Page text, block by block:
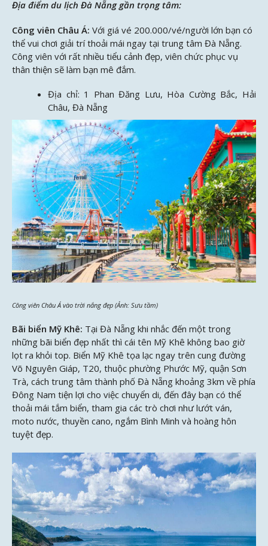
Địa điểm du lịch Đà Nẵng gần trọng tâm:
Công viên Châu Á: Với giá vé 200.000/vé/người lớn bạn có
thể vui chơi giải trí thoải mái ngay tại trung tâm Đà Nẵng.
Công viên với rất nhiều tiểu cảnh đẹp, viên chức phục vụ
thân thiện sẽ làm bạn mê đắm.
Địa chỉ: 1 Phan Đăng Lưu, Hòa Cường Bắc, Hải
Châu, Đà Nẵng
Công viên Châu Á vào trời nắng đẹp (Ảnh: Sưu tầm)
Bãi biển Mỹ Khê: Tại Đà Nẵng khi nhắc đến một trong
những bãi biển đẹp nhất thì cái tên Mỹ Khê không bao giờ
lọt ra khỏi top. Biển Mỹ Khê tọa lạc ngay trên cung đường
Võ Nguyên Giáp, T20, thuộc phường Phước Mỹ, quận Sơn
Trà, cách trung tâm thành phố Đà Nẵng khoảng 3km về phía
Đông Nam tiện lợi cho việc chuyển di, đến đây bạn có thể
thoải mái tắm biển, tham gia các trò chơi như lướt ván,
moto nước, thuyền cano, ngắm Bình Minh và hoàng hôn
tuyệt đẹp.